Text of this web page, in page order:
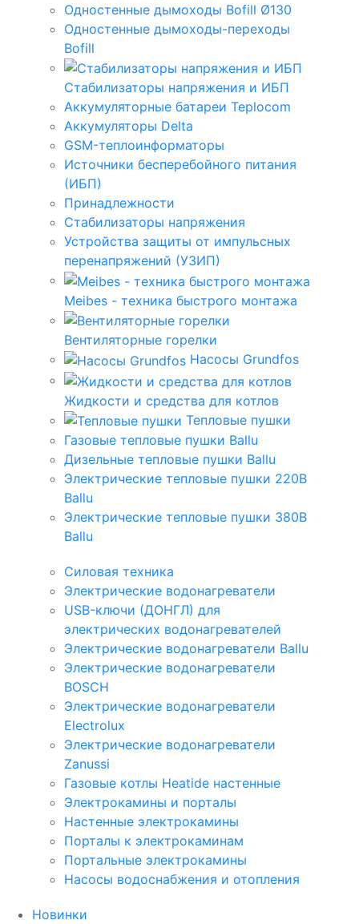
Одностенные дымоходы Bofill Ø130
Одностенные дымоходы-переходы
Bofill
Стабилизаторы напряжения и ИБП
Аккумуляторные батареи Teplocom
Аккумуляторы Delta
GSM-теплоинформаторы
Источники бесперебойного питания
(ИБП)
Принадлежности
Стабилизаторы напряжения
Устройства защиты от импульсных
перенапряжений (УЗИП)
Meibes - техника быстрого монтажа
Вентиляторные горелки
Насосы Grundfos
Жидкости и средства для котлов
Тепловые пушки
Газовые тепловые пушки Ballu
Дизельные тепловые пушки Ballu
Электрические тепловые пушки 220В
Ballu
Электрические тепловые пушки 380В
Ballu
Силовая техника
Электрические водонагреватели
USB-ключи (ДОНГЛ) для
электрических водонагревателей
Электрические водонагреватели Ballu
Электрические водонагреватели
BOSCH
Электрические водонагреватели
Electrolux
Электрические водонагреватели
Zanussi
Газовые котлы Heatide настенные
Электрокамины и порталы
Настенные электрокамины
Порталы к электрокаминам
Портальные электрокамины
Насосы водоснабжения и отопления
Новинки